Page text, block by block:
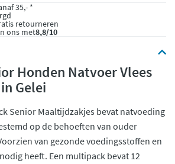
35,- *
retourneren
ons met8,8/10
Honden Natvoer Vlees
Gelei
Senior Maaltijdzakjes bevat natvoeding
op de behoeften van ouder
van gezonde voedingsstoffen en
heeft. Een multipack bevat 12